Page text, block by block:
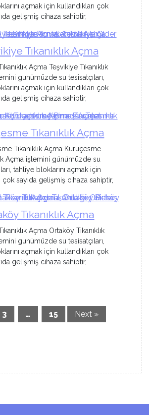
açmak için kullandıkları çok
gelişmiş cihaza sahiptir,
Tıkanıklık Açma
Açma Teşvikiye Tıkanıklık
günümüzde su tesisatçıları,
açmak için kullandıkları çok
gelişmiş cihaza sahiptir,
Tıkanıklık Açma
Tıkanıklık Açma Kuruçesme
Açma işlemini günümüzde su
tahliye bloklarını açmak için
çok sayıda gelişmiş cihaza sahiptir,
Tıkanıklık Açma
Açma Ortaköy Tıkanıklık
günümüzde su tesisatçıları,
açmak için kullandıkları çok
gelişmiş cihaza sahiptir,
3 … 15 Next »